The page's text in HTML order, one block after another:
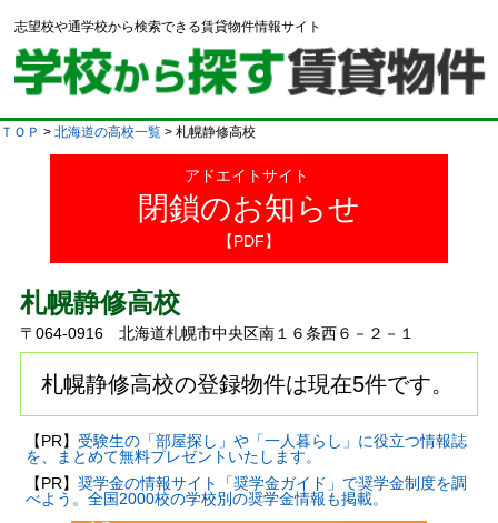
志望校や通学校から検索できる賃貸物件情報サイト
ＴＯＰ > 北海道の高校一覧 > 札幌静修高校
アドエイトサイト
閉鎖のお知らせ
【PDF】
札幌静修高校
〒064-0916 北海道札幌市中央区南１６条西６－２－１
札幌静修高校の登録物件は現在5件です。
【PR】 受験生の「部屋探し」や「一人暮らし」に役立つ情報誌
を、まとめて無料プレゼントいたします。
【PR】 奨学金の情報サイト「奨学金ガイド」で奨学金制度を調
べよう。全国2000校の学校別の奨学金情報も掲載。